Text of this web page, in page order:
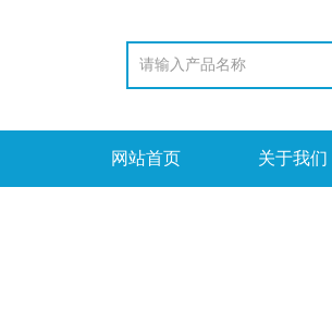
网站首页 关于我们